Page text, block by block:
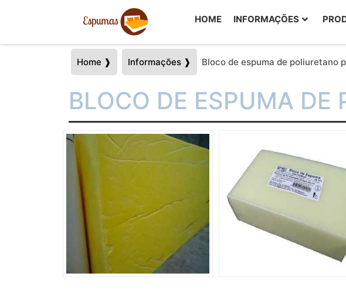
HOME INFORMAÇÕES
Home ❱ Informações ❱ Bloco de espuma de poliuretano
BLOCO DE ESPUMA DE